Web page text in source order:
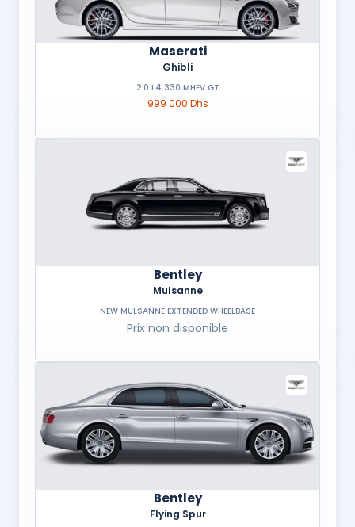
Maserati
Ghibli
2.0 L4 330 MHEV GT
999 000 Dhs
Bentley
Mulsanne
NEW MULSANNE EXTENDED WHEELBASE
Prix non disponible
Bentley
Flying Spur